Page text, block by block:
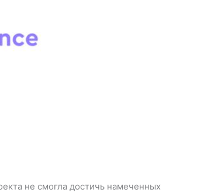
не смогла достичь намеченных